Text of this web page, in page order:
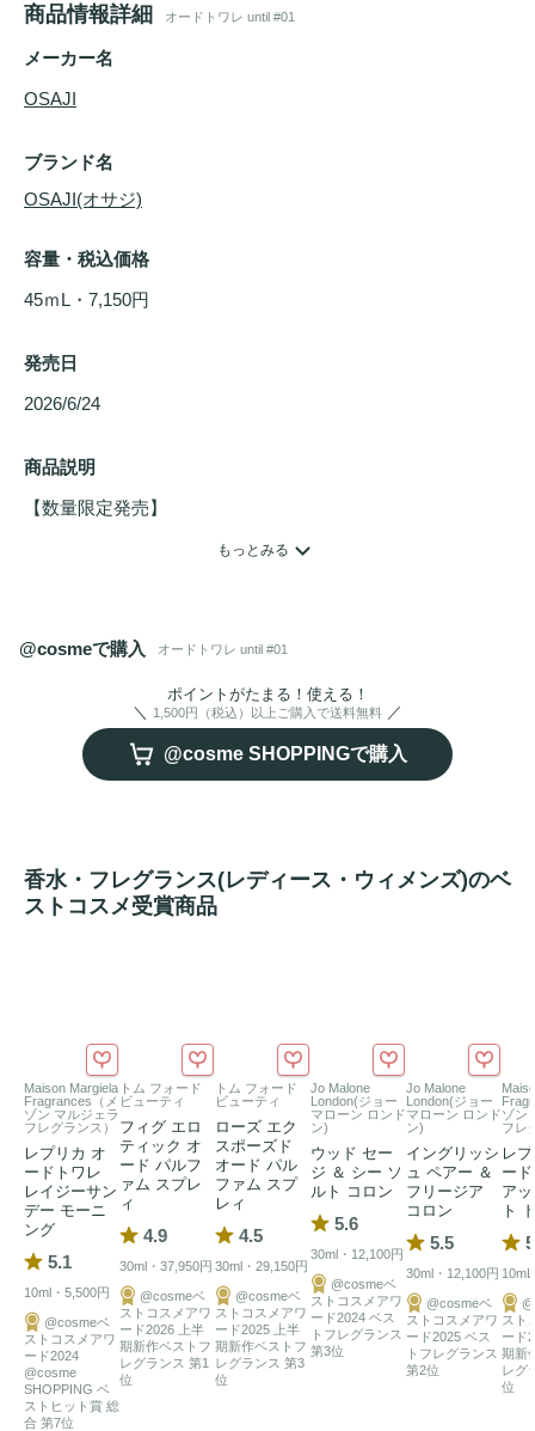
商品情報詳細 オードトワレ until #01
メーカー名
OSAJI
ブランド名
OSAJI(オサジ)
容量・税込価格
45ｍL・7,150円
発売日
2026/6/24
商品説明
【数量限定発売】
言葉にならない感情ごと、閉じ込めたような2つの香りが生
オードトワレ"記憶のアンソロジー"より、夏の限定2種が順次
登場します。
・2026年6月24日（水）／ オードトワレ until #01　【数量限
定】
until next time - また会う日まで
また会える日を期待するような、別れ前の感情をイメージし
た香り。
軽やかなレモンとスイートオレンジのシトラスに、ミントと
ウォータリーノートの涼やかな空気が重なる。ほのかにアニ
スの甘さが溶け込み、やわらかく爽やかな印象に。ラストは
アンバーとパチョリ、シダーウッドが穏やかな温もりを残
す。
トップ：レモン*、スイートオレンジ
もっとみる
@cosmeで購入 オードトワレ until #01
ポイントがたまる！使える！
1,500円（税込）以上ご購入で送料無料
@cosme SHOPPINGで購入
香水・フレグランス(レディース・ウィメンズ)のベ
ストコスメ受賞商品
Maison Margiela
Fragrances（メ
ゾン マルジェラ
フレグランス）
レプリカ オ
ードトワレ
レイジーサン
デー モーニ
ング
5.1
10ml・5,500円
@cosmeベ
ストコスメアワ
ード2024
@cosme
SHOPPING ベ
ストヒット賞 総
合 第7位
トム フォード
ビューティ
フィグ エロ
ティック オ
ード パルフ
ァム スプレ
ィ
4.9
30ml・37,950円
@cosmeベ
ストコスメアワ
ード2026 上半
期新作ベストフ
レグランス 第1
位
トム フォード
ビューティ
ローズ エク
スポーズド
オード パル
ファム スプ
レィ
4.5
30ml・29,150円
@cosmeベ
ストコスメアワ
ード2025 上半
期新作ベストフ
レグランス 第3
位
Jo Malone
London(ジョー
マローン ロンド
ン)
ウッド セー
ジ ＆ シー ソ
ルト コロン
5.6
30ml・12,100円
@cosmeベ
ストコスメアワ
ード2024 ベス
トフレグランス
第3位
Jo Malone
London(ジョー
マローン ロンド
ン)
イングリッシ
ュ ペアー ＆
フリージア
コロン
5.5
30ml・12,100円
@cosmeベ
ストコスメアワ
ード2025 ベス
トフレグランス
第2位
ゾン
フレ
レ
ー
ア
ト
スト
ード
期新
レグ
位